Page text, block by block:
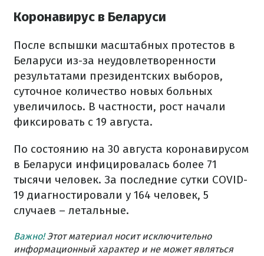
Коронавирус в Беларуси
После вспышки масштабных протестов в
Беларуси из-за неудовлетворенности
результатами президентских выборов,
суточное количество новых больных
увеличилось. В частности, рост начали
фиксировать с 19 августа.
По состоянию на 30 августа коронавирусом
в Беларуси инфицировалась более 71
тысячи человек. За последние сутки COVID-
19 диагностировали у 164 человек, 5
случаев – летальные.
Важно!Этот материал носит исключительно
информационный характер и не может являться